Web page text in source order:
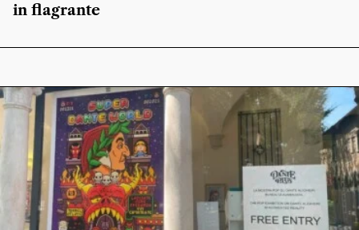
in flagrante